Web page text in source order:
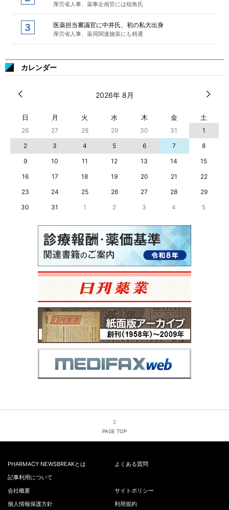
厚労省人事、薬事企画官には稲角氏
医薬担当審議官に中井氏、初の私大出身
厚労省人事、薬局関連施策にも精通
カレンダー
2026年 8月
日 月 火 水 木 金 土
26 27 28 29 30 31
1
2
3 4 5 6 7
8
9
10 11 12 13 14
15
16
17 18 19 20 21
22
23
24 25 26 27 28
29
30
31 1 2 3 4 5
PAGE TOP
PHARMACY NEWSBREAKとは
よくある質問
記事利用について
会社概要
サイトポリシー
個人情報保護方針
利用規約